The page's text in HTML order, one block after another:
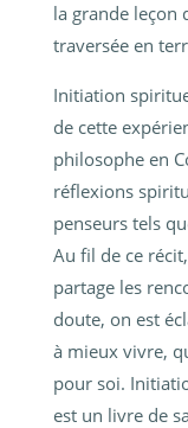
la grande leçon
traversée en
Initiation
de cette
philosophe en
réflexions
penseurs tels
Au fil de ce
partage les
doute, on est
à mieux vivre,
pour soi.
est un livre de